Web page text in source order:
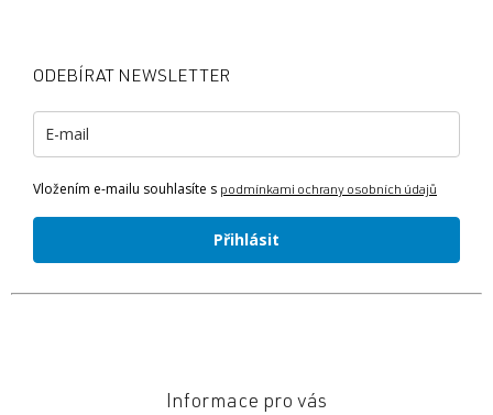
ODEBÍRAT NEWSLETTER
Vložením e-mailu souhlasíte s podmínkami ochrany osobních údajů
Přihlásit
Informace pro vás